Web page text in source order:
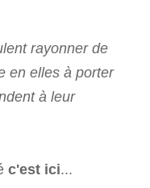
rayonner de
en elles à porter
à leur
c'est ici...